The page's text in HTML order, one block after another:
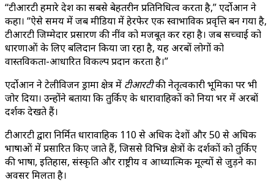
“टीआरटी हमारे देश का सबसे बेहतरीन प्रतिनिधित्व करता है,” एर्दोआन ने
कहा। “ऐसे समय में जब मीडिया में हेरफेर एक स्वाभाविक प्रवृत्ति बन गया है,
टीआरटी जिम्मेदार प्रसारण की नींव को मजबूत कर रहा है। जब सच्चाई को
धारणाओं के लिए बलिदान किया जा रहा है, यह अरबों लोगों को
वास्तविकता-आधारित विकल्प प्रदान करता है।”
एर्दोआन ने टेलीविजन ड्रामा क्षेत्र में टीआरटीकी नेतृत्वकारी भूमिका पर भी
जोर दिया। उन्होंने बताया कि तुर्किए के धारावाहिकों को दुनिया भर में अरबों
दर्शक देखते हैं।
टीआरटी द्वारा निर्मित धारावाहिक 110 से अधिक देशों और 50 से अधिक
भाषाओं में प्रसारित किए जाते हैं, जिससे विभिन्न क्षेत्रों के दर्शकों को तुर्किए
की भाषा, इतिहास, संस्कृति और राष्ट्रीय व आध्यात्मिक मूल्यों से जुड़ने का
अवसर मिलता है।